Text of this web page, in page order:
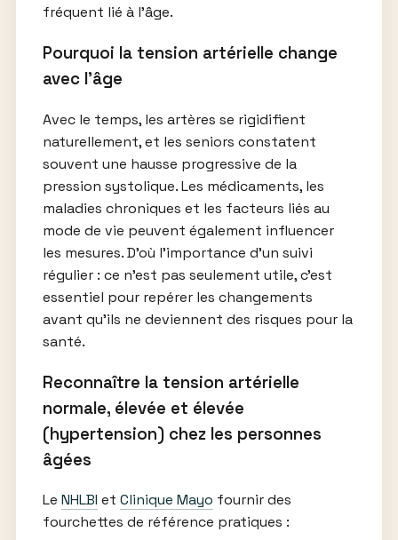
fréquent lié à l’âge.
Pourquoi la tension artérielle change
avec l’âge
Avec le temps, les artères se rigidifient
naturellement, et les seniors constatent
souvent une hausse progressive de la
pression systolique. Les médicaments, les
maladies chroniques et les facteurs liés au
mode de vie peuvent également influencer
les mesures. D’où l’importance d’un suivi
régulier : ce n’est pas seulement utile, c’est
essentiel pour repérer les changements
avant qu’ils ne deviennent des risques pour la
santé.
Reconnaître la tension artérielle
normale, élevée et élevée
(hypertension) chez les personnes
âgées
Le NHLBI et Clinique Mayo fournir des
fourchettes de référence pratiques :